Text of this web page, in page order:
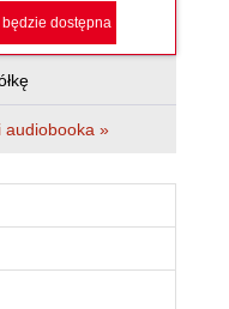
dostępna
audiobooka »